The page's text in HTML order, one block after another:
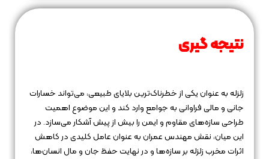
نتیجه‌ گیری
زلزله به عنوان یکی از خطرناک‌ترین بلایای طبیعی، می‌تواند خسارات
جانی و مالی فراوانی به جوامع وارد کند و این موضوع اهمیت
طراحی سازه‌های مقاوم و ایمن را بیش از پیش آشکار می‌سازد. در
این میان، نقش مهندس عمران به عنوان عامل کلیدی در کاهش
اثرات مخرب زلزله بر سازه‌ها و در نهایت حفظ جان و مال انسان‌ها،